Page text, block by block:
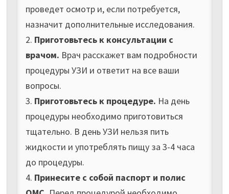
проведет осмотр и, если потребуется,
назначит дополнительные исследования.
2. Приготовьтесь к консультации с
врачом. Врач расскажет вам подробности
процедуры УЗИ и ответит на все ваши
вопросы.
3. Приготовьтесь к процедуре. На день
процедуры необходимо приготовиться
тщательно. В день УЗИ нельзя пить
жидкости и употреблять пищу за 3-4 часа
до процедуры.
4. Принесите с собой паспорт и полис